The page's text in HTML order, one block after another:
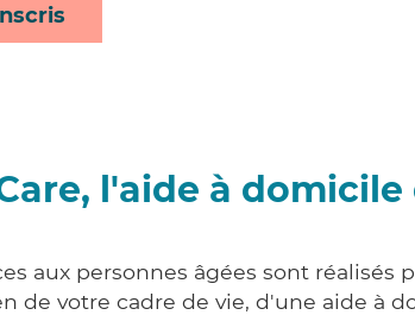
l'aide à
aux personnes âgées sont réalisés
de votre cadre de vie, d'une aide à